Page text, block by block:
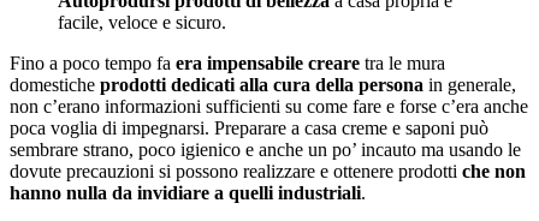
facile, veloce e sicuro.
Fino a poco tempo fa era impensabile creare tra le mura
domestiche prodotti dedicati alla cura della persona in generale,
non c’erano informazioni sufficienti su come fare e forse c’era anche
poca voglia di impegnarsi. Preparare a casa creme e saponi può
sembrare strano, poco igienico e anche un po’ incauto ma usando le
dovute precauzioni si possono realizzare e ottenere prodotti che non
hanno nulla da invidiare a quelli industriali.